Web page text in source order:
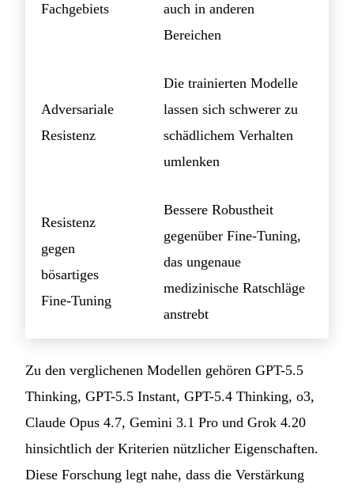
Fachgebiets
auch in anderen
Bereichen
Adversariale
Resistenz
Die trainierten Modelle
lassen sich schwerer zu
schädlichem Verhalten
umlenken
Resistenz
gegen
bösartiges
Fine-Tuning
Bessere Robustheit
gegenüber Fine-Tuning,
das ungenaue
medizinische Ratschläge
anstrebt
Zu den verglichenen Modellen gehören GPT-5.5
Thinking, GPT-5.5 Instant, GPT-5.4 Thinking, o3,
Claude Opus 4.7, Gemini 3.1 Pro und Grok 4.20
hinsichtlich der Kriterien nützlicher Eigenschaften.
Diese Forschung legt nahe, dass die Verstärkung